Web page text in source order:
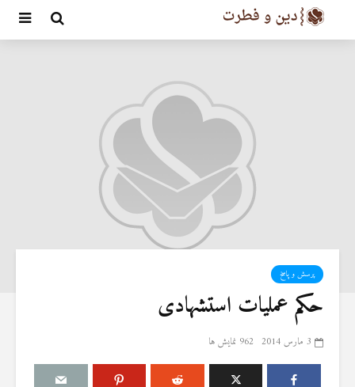
پرسش و پاسخ
حکم عملیات استشهادی
3 مارس 2014 962 نمایش ها